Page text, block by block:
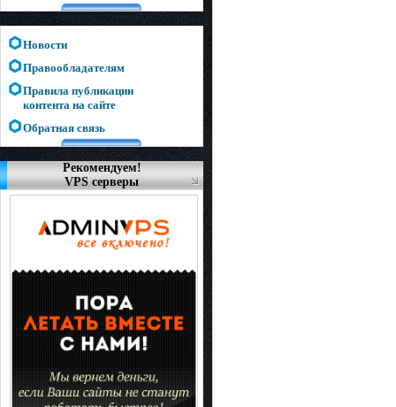
Новости
Правообладателям
Правила публикации
контента на сайте
Обратная связь
Рекомендуем!
VPS серверы